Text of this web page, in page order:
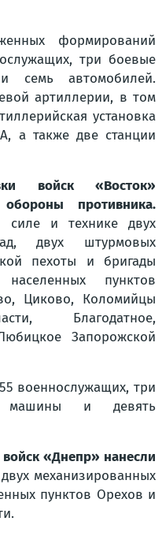
формирований
три боевые
семь автомобилей.
артиллерии, в том
установка
а также две станции
войск «Восток»
противника.
силе и технике двух
двух штурмовых
пехоты и бригады
пунктов
Циково, Коломийцы
Благодатное,
Запорожской
военнослужащих, три
машины и девять
«Днепр» нанесли
механизированных
пунктов Орехов и